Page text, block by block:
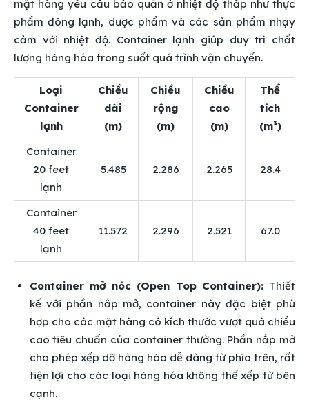
mặt hàng yêu cầu bảo quản ở nhiệt độ thấp như thực
phẩm đông lạnh, dược phẩm và các sản phẩm nhạy
cảm với nhiệt độ. Container lạnh giúp duy trì chất
lượng hàng hóa trong suốt quá trình vận chuyển.
Loại
Container
lạnh
Chiều
dài
(m)
Chiều
rộng
(m)
Chiều
cao
(m)
Thể
tích
(m³)
Container
20 feet
lạnh
5.485 2.286 2.265 28.4
Container
40 feet
lạnh
11.572 2.296 2.521 67.0
Container mở nóc (Open Top Container): Thiết
kế với phần nắp mở, container này đặc biệt phù
hợp cho các mặt hàng có kích thước vượt quá chiều
cao tiêu chuẩn của container thường. Phần nắp mở
cho phép xếp dỡ hàng hóa dễ dàng từ phía trên, rất
tiện lợi cho các loại hàng hóa không thể xếp từ bên
cạnh.